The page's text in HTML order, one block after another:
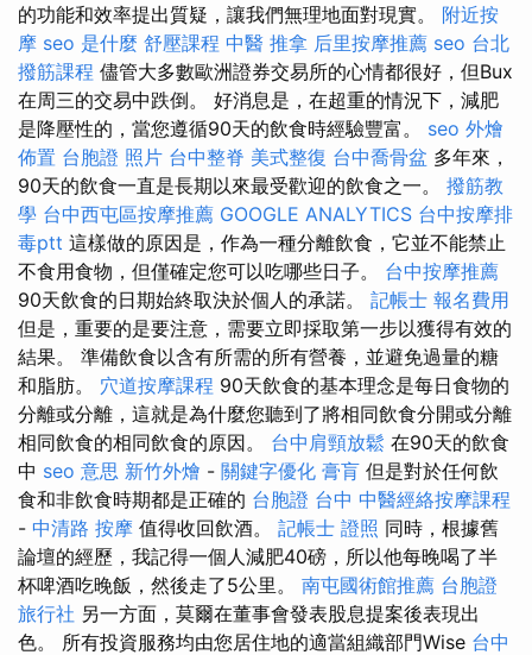
的功能和效率提出質疑，讓我們無理地面對現實。 附近按
摩 seo 是什麼 舒壓課程 中醫 推拿 后里按摩推薦 seo 台北
撥筋課程 儘管大多數歐洲證券交易所的心情都很好，但Bux
在周三的交易中跌倒。 好消息是，在超重的情況下，減肥
是降壓性的，當您遵循90天的飲食時經驗豐富。 seo 外燴
佈置 台胞證 照片 台中整脊 美式整復 台中喬骨盆 多年來，
90天的飲食一直是長期以來最受歡迎的飲食之一。 撥筋教
學 台中西屯區按摩推薦 GOOGLE ANALYTICS 台中按摩排
毒ptt 這樣做的原因是，作為一種分離飲食，它並不能禁止
不食用食物，但僅確定您可以吃哪些日子。 台中按摩推薦
90天飲食的日期始終取決於個人的承諾。 記帳士 報名費用
但是，重要的是要注意，需要立即採取第一步以獲得有效的
結果。 準備飲食以含有所需的所有營養，並避免過量的糖
和脂肪。 穴道按摩課程 90天飲食的基本理念是每日食物的
分離或分離，這就是為什麼您聽到了將相同飲食分開或分離
相同飲食的相同飲食的原因。 台中肩頸放鬆 在90天的飲食
中 seo 意思 新竹外燴 - 關鍵字優化 膏肓 但是對於任何飲
食和非飲食時期都是正確的 台胞證 台中 中醫經絡按摩課程
- 中清路 按摩 值得收回飲酒。 記帳士 證照 同時，根據舊
論壇的經歷，我記得一個人減肥40磅，所以他每晚喝了半
杯啤酒吃晚飯，然後走了5公里。 南屯國術館推薦 台胞證
旅行社 另一方面，莫爾在董事會發表股息提案後表現出
色。 所有投資服務均由您居住地的適當組織部門Wise 台中